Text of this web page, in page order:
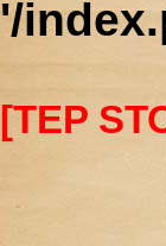
'/
[TEP